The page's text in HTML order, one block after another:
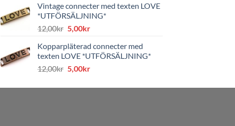
var:
8,00kr.
är:
4,00kr.
Vintage connecter med texten LOVE
*UTFÖRSÄLJNING*
12,00kr Det
priset
var:
12,00kr.
5,00krDet
priset
är:
5,00kr.
Kopparpläterad connecter med
texten LOVE *UTFÖRSÄLJNING*
12,00kr Det
priset
5,00krDet
priset